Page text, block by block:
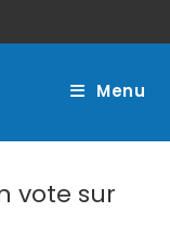
Menu
vote sur